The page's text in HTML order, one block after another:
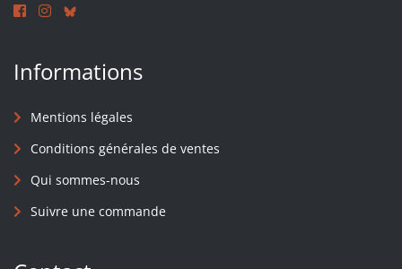
Informations
Mentions légales
Conditions générales de ventes
Qui sommes-nous
Suivre une commande